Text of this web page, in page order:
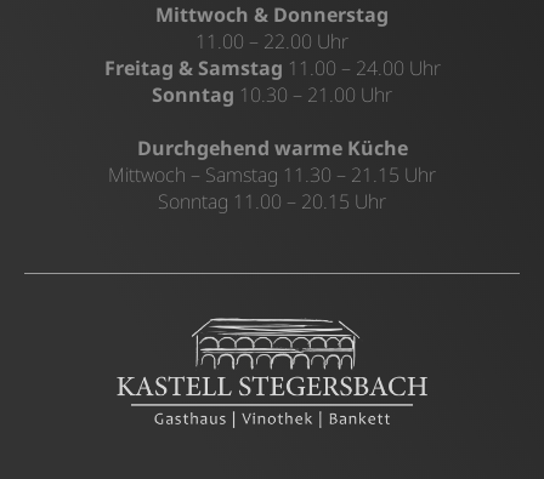
Mittwoch & Donnerstag
11.00 – 22.00 Uhr
Freitag & Samstag 11.00 – 24.00 Uhr
Sonntag 10.30 – 21.00 Uhr
Durchgehend warme Küche
Mittwoch – Samstag 11.30 – 21.15 Uhr
Sonntag 11.00 – 20.15 Uhr